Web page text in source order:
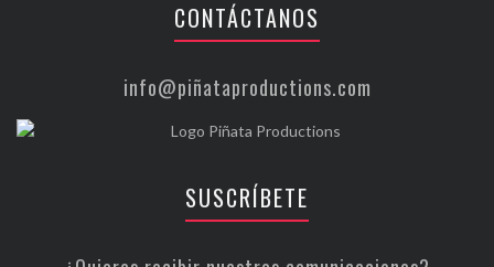
CONTÁCTANOS
info@piñataproductions.com
SUSCRÍBETE